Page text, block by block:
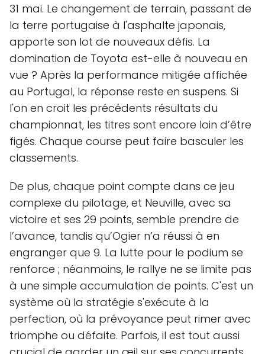
31 mai. Le changement de terrain, passant de
la terre portugaise à l'asphalte japonais,
apporte son lot de nouveaux défis. La
domination de Toyota est-elle à nouveau en
vue ? Après la performance mitigée affichée
au Portugal, la réponse reste en suspens. Si
l'on en croit les précédents résultats du
championnat, les titres sont encore loin d’être
figés. Chaque course peut faire basculer les
classements.
De plus, chaque point compte dans ce jeu
complexe du pilotage, et Neuville, avec sa
victoire et ses 29 points, semble prendre de
l’avance, tandis qu’Ogier n’a réussi à en
engranger que 9. La lutte pour le podium se
renforce ; néanmoins, le rallye ne se limite pas
à une simple accumulation de points. C'est un
système où la stratégie s'exécute à la
perfection, où la prévoyance peut rimer avec
triomphe ou défaite. Parfois, il est tout aussi